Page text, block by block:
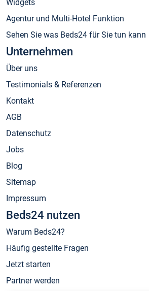
Widgets
Agentur und Multi-Hotel Funktion
Sehen Sie was Beds24 für Sie tun kann
Unternehmen
Über uns
Testimonials & Referenzen
Kontakt
AGB
Datenschutz
Jobs
Blog
Sitemap
Impressum
Beds24 nutzen
Warum Beds24?
Häufig gestellte Fragen
Jetzt starten
Partner werden